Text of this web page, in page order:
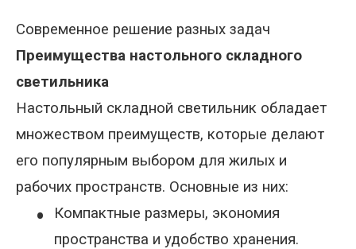
Современное решение разных задач
Преимущества настольного складного
светильника
Настольный складной светильник обладает
множеством преимуществ, которые делают
его популярным выбором для жилых и
рабочих пространств. Основные из них:
•
Компактные размеры, экономия
пространства и удобство хранения.